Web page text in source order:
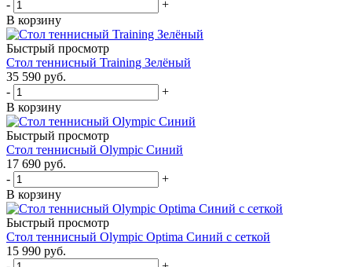
-
+
В корзину
Быстрый просмотр
Стол теннисный Training Зелёный
35 590 руб.
-
+
В корзину
Быстрый просмотр
Стол теннисный Olympic Синий
17 690 руб.
-
+
В корзину
Быстрый просмотр
Стол теннисный Olympic Optima Синий с сеткой
15 990 руб.